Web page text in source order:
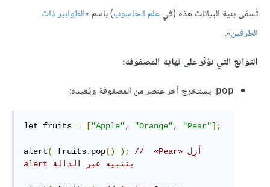
تُسمّى بنية البيانات هذه (فيعلم الحاسوب) باسم «الطوابير ذات
الطرفين».
التوابع التي تؤثّر على نهاية المصفوفة:
pop: يستخرج آخر عنصر من المصفوفة ويُعيده:
let fruits = ["Apple", "Orange", "Pear"];
alert( fruits. pop() );
// ‫أزِل «Pear»
بتنبيه عبر الدالة alert